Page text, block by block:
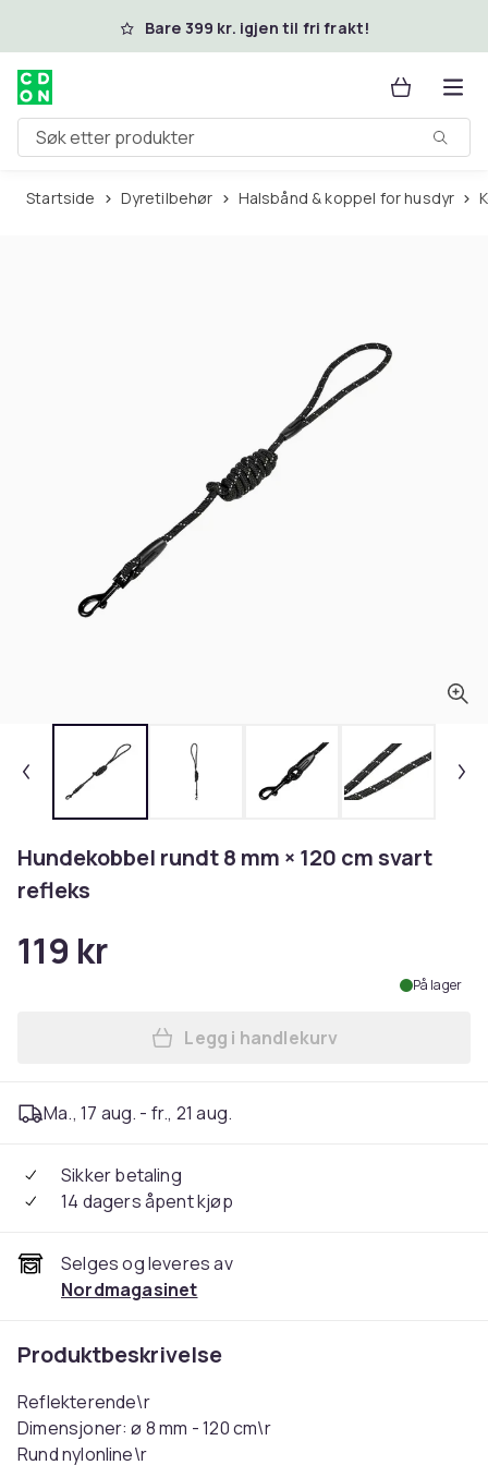
Hopp til hovedinnholdBare 399 kr. igjen til fri frakt!
Søk etter produkter
Startside Dyretilbehør Halsbånd & koppel for husdyr
Hundekobbel rundt 8 mm × 120 cm svart
refleks
119 kr
På lager
Legg Hundekobbel rundt 8
Legg i handlekurv
Ma., 17 aug. - fr., 21 aug.
Sikker betaling
14 dagers åpent kjøp
Selges og leveres av
Nordmagasinet
Produktbeskrivelse
Reflekterende\r
Dimensjoner: ø 8 mm - 120 cm\r
Rund nylonline\r